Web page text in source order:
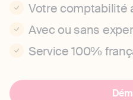
Votre comptabilité
Avec ou sans
Service 100%